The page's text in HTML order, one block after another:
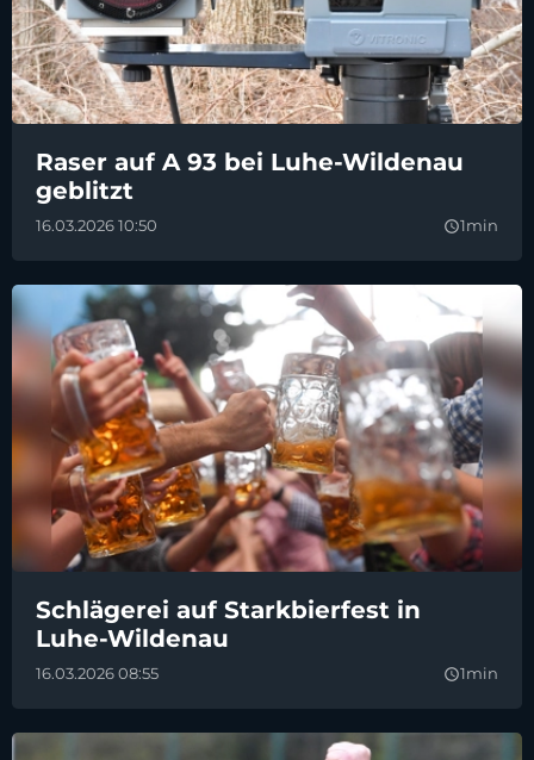
Raser auf A 93 bei Luhe-Wildenau
geblitzt
16.03.2026 10:50 query_builder1min
Schlägerei auf Starkbierfest in
Luhe-Wildenau
16.03.2026 08:55 query_builder1min